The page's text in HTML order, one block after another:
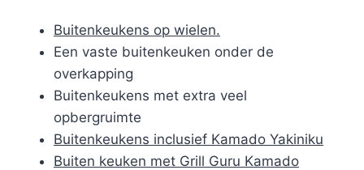
Buitenkeukens op wielen.
Een vaste buitenkeuken onder de
overkapping
Buitenkeukens met extra veel
opbergruimte
Buitenkeukens inclusief Kamado Yakiniku
Buiten keuken met Grill Guru Kamado